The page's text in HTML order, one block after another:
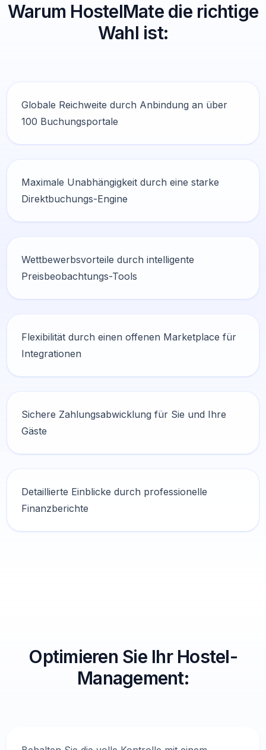
Warum HostelMate die richtige
Wahl ist:
Globale Reichweite durch Anbindung an über
100 Buchungsportale
Maximale Unabhängigkeit durch eine starke
Direktbuchungs-Engine
Wettbewerbsvorteile durch intelligente
Preisbeobachtungs-Tools
Flexibilität durch einen offenen Marketplace für
Integrationen
Sichere Zahlungsabwicklung für Sie und Ihre
Gäste
Detaillierte Einblicke durch professionelle
Finanzberichte
Optimieren Sie Ihr Hostel-
Management: